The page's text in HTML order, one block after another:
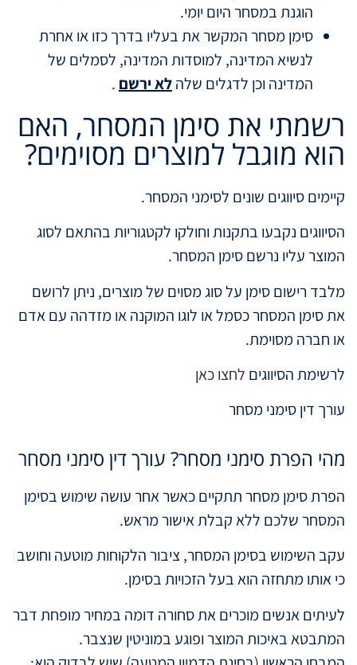
הוגנת במסחר היום יומי.
סימן מסחר המקשר את בעליו בדרך כזו או אחרת
לנשיא המדינה, למוסדות המדינה, לסמלים של
המדינה וכן לדגלים שלהלא ירשם .
רשמתי את סימן המסחר, האם
הוא מוגבל למוצרים מסוימים?
קיימים סיווגים שונים לסימני המסחר.
הסיווגים נקבעו בתקנות וחולקו לקטגוריות בהתאם לסוג
המוצר עליו נרשם סימן המסחר.
מלבד רישום סימן על סוג מסוים של מוצרים, ניתן לרושם
את סימן המסחר כסמל או לוגו המוקנה או מזדהה עם אדם
או חברה מסוימת.
לרשימת הסיווגים לחצו כאן
עורך דין סימני מסחר
מהי הפרת סימני מסחר? עורך דין סימני מסחר
הפרת סימן מסחר תתקיים כאשר אחר עושה שימוש בסימן
המסחר שלכם ללא קבלת אישור מראש.
עקב השימוש בסימן המסחר, ציבור הלקוחות מוטעה וחושב
כי אותו מתחזה הוא בעל הזכויות בסימן.
לעיתים אנשים מוכרים את סחורה דומה במחיר מופחת דבר
המתבטא באיכות המוצר ופוגע במוניטין שנצבר.